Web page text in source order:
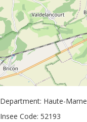
Department: Haute-Marne
Insee Code: 52193